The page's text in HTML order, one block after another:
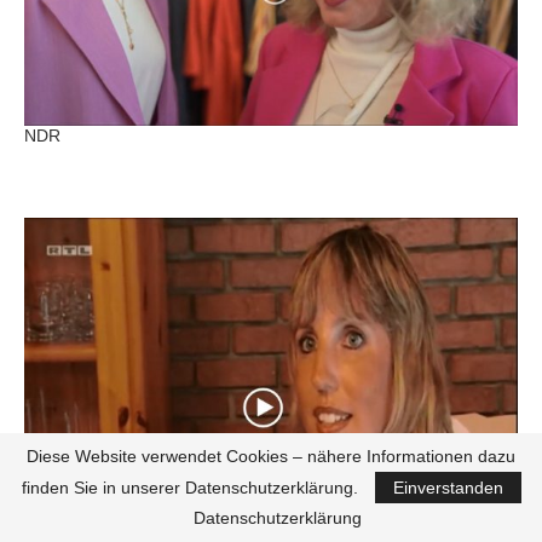
NDR
Diese Website verwendet Cookies – nähere Informationen dazu
finden Sie in unserer Datenschutzerklärung.
Einverstanden
Datenschutzerklärung